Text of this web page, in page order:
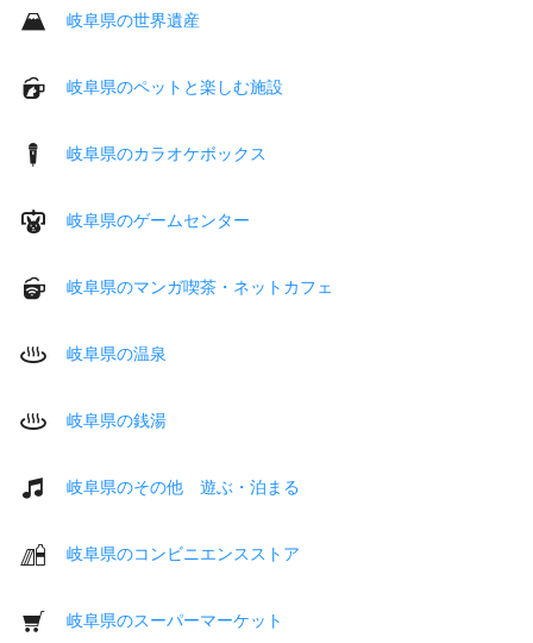
岐阜県の世界遺産
岐阜県のペットと楽しむ施設
岐阜県のカラオケボックス
岐阜県のゲームセンター
岐阜県のマンガ喫茶・ネットカフェ
岐阜県の温泉
岐阜県の銭湯
岐阜県のその他 遊ぶ・泊まる
岐阜県のコンビニエンスストア
岐阜県のスーパーマーケット